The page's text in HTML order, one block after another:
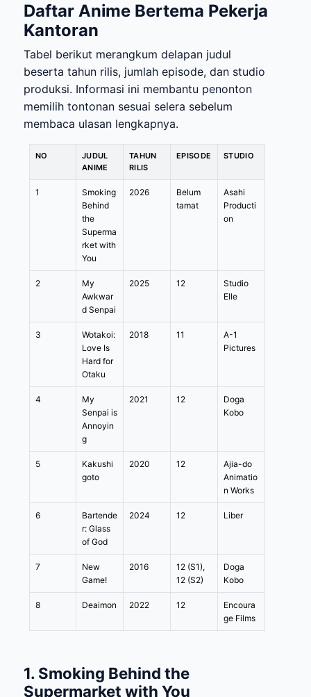
Daftar Anime Bertema Pekerja
Kantoran
Tabel berikut merangkum delapan judul
beserta tahun rilis, jumlah episode, dan studio
produksi. Informasi ini membantu penonton
memilih tontonan sesuai selera sebelum
membaca ulasan lengkapnya.
NO
JUDUL
ANIME
TAHUN
RILIS
EPISODE STUDIO
1
Smoking
Behind
the
Superma
rket with
You
2026
Belum
tamat
Asahi
Producti
on
2
My
Awkwar
d Senpai
2025 12
Studio
Elle
3
Wotakoi:
Love Is
Hard for
Otaku
2018 11
A-1
Pictures
4
My
Senpai is
Annoyin
g
2021 12
Doga
Kobo
5
Kakushi
goto
2020 12
Ajia-do
Animatio
n Works
6
Bartende
r: Glass
of God
2024 12 Liber
7
New
Game!
2016
12 (S1),
12 (S2)
Doga
Kobo
8 Deaimon 2022 12
Encoura
ge Films
1. Smoking Behind the
Supermarket with You